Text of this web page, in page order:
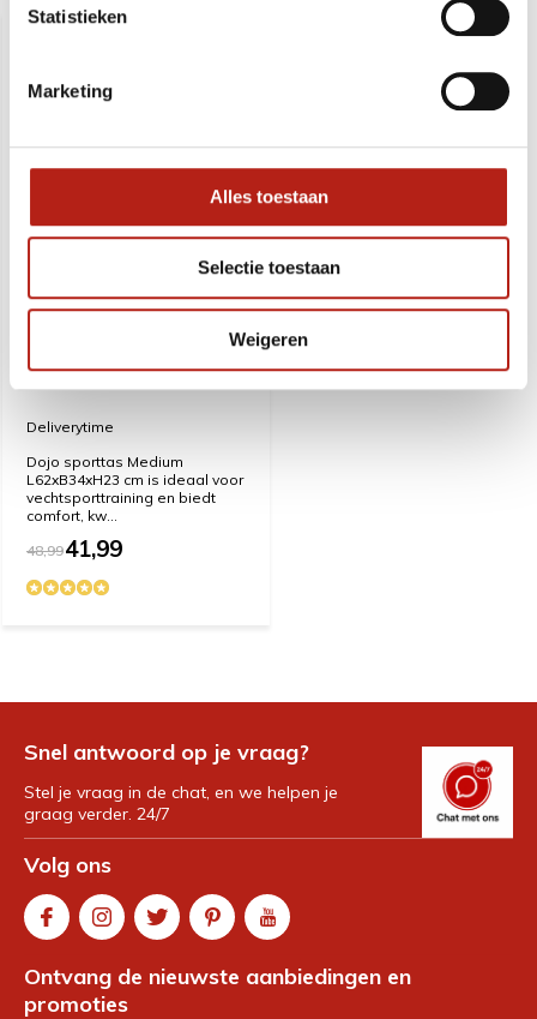
Statistieken
Marketing
Alles toestaan
Selectie toestaan
Weigeren
Deliverytime
Dojo sporttas Medium
L62xB34xH23 cm is ideaal voor
vechtsporttraining en biedt
comfort, kw...
48,9941,99
Snel antwoord op je vraag?
Stel je vraag in de chat, en we helpen je
graag verder. 24/7
Volg ons
Ontvang de nieuwste aanbiedingen en
promoties